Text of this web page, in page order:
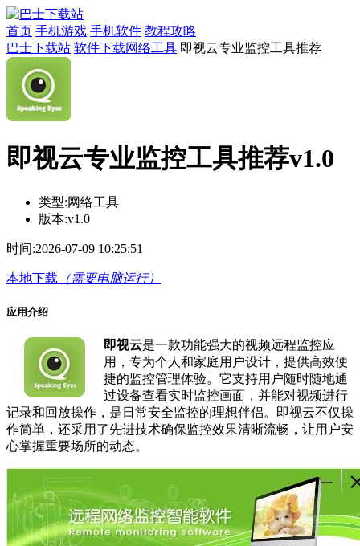
首页 手机游戏 手机软件 教程攻略
巴士下载站 软件下载网络工具 即视云专业监控工具推荐
即视云专业监控工具推荐v1.0
类型:网络工具
版本:v1.0
时间:2026-07-09 10:25:51
本地下载 （需要电脑运行）
应用介绍
即视云是一款功能强大的视频远程监控应
用，专为个人和家庭用户设计，提供高效便
捷的监控管理体验。它支持用户随时随地通
过设备查看实时监控画面，并能对视频进行
记录和回放操作，是日常安全监控的理想伴侣。即视云不仅操
作简单，还采用了先进技术确保监控效果清晰流畅，让用户安
心掌握重要场所的动态。